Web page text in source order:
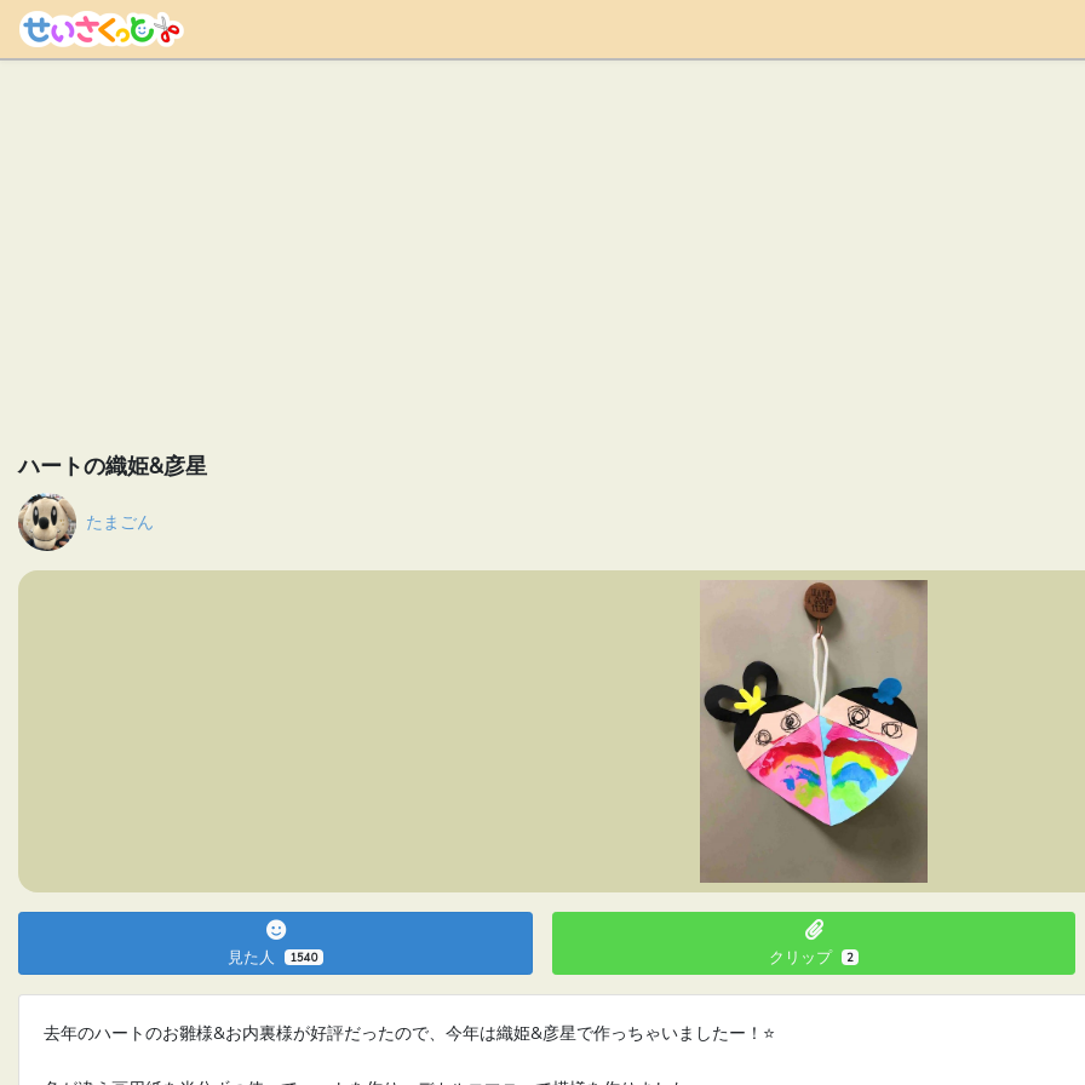
ハートの織姫&彦星
たまごん
見た人 1540 クリップ 2
去年のハートのお雛様&お内裏様が好評だったので、今年は織姫&彦星で作っちゃいましたー！⭐️